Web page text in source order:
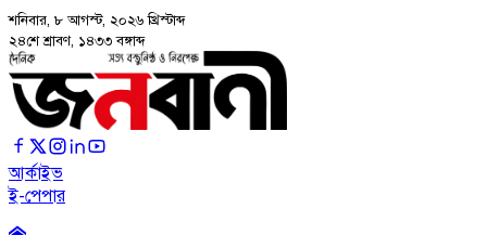
শনিবার, ৮ আগস্ট, ২০২৬ খ্রিস্টাব্দ
২৪শে শ্রাবণ, ১৪৩৩ বঙ্গাব্দ
আর্কাইভ
ই-পেপার